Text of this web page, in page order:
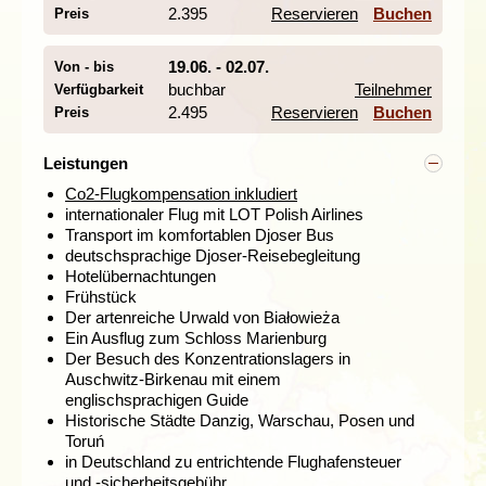
Von Warschau aus fahren wir in Richtung Osten. Wir
betreten die Natur vonBiałowieża
beherbergt einen der ältesten Wälder Europas und hat
einen weltberühmten Bewohner: denWisent. Es gibt
heute nur noch etwas mehr als 300 dieser
hier auch viele Hirsche, Biber und etwa
120 verschiedene Vogelarten. Mit viel Glück sehen wir
sogar Wölfe und Luchse. Wir haben die Zeit,
einen schönen Spaziergang durch diesen alten Wald zu
machen oder ihn mit dem Fahrrad zu erkunden.
Einer der besten Wodkas stammt aus dieser Region:
Żubrówka, der auf das polnische Wort für Wisent, „żubr“,
zurückgeführt wird.
Danzig, die goldene Hansestadt
Tag 5 Masuren - Schloss Marienburg - Danzig
Tag 6 Danzig
Tag 7 Danzig - Toruń - Posen
Preis 2.395 Reservieren Buchen
Von - bis 19.06. - 02.07.
Verfügbarkeit buchbar Teilnehmer
Preis 2.495 Reservieren Buchen
Leistungen
Co2-Flugkompensation inkludiert
internationaler Flug mit LOT Polish Airlines
Transport im komfortablen Djoser Bus
deutschsprachige Djoser-Reisebegleitung
Hotelübernachtungen
Frühstück
Der artenreiche Urwald von Białowieża
Ein Ausflug zum Schloss Marienburg
Der Besuch des Konzentrationslagers in
Auschwitz-Birkenau mit einem
englischsprachigen Guide
Historische Städte Danzig, Warschau, Posen und
Toruń
in Deutschland zu entrichtende Flughafensteuer
und -sicherheitsgebühr